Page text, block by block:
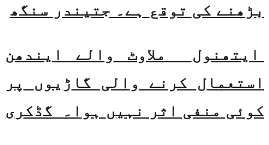
بڑھنے کی توقع ہے۔ جتیندر سنگھ
ایتھنول ملاوٹ والے ایندھن
استعمال کرنے والی گاڑیوں پر
کوئی منفی اثر نہیں ہوا۔ گڈکری